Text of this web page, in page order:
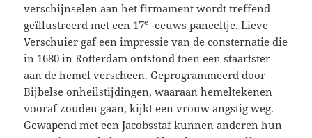
verschijnselen aan het firmament wordt treffend
geïllustreerd met een 17e -eeuws paneeltje. Lieve
Verschuier gaf een impressie van de consternatie die
in 1680 in Rotterdam ontstond toen een staartster
aan de hemel verscheen. Geprogrammeerd door
Bijbelse onheilstijdingen, waaraan hemeltekenen
vooraf zouden gaan, kijkt een vrouw angstig weg.
Gewapend met een Jacobsstaf kunnen anderen hun